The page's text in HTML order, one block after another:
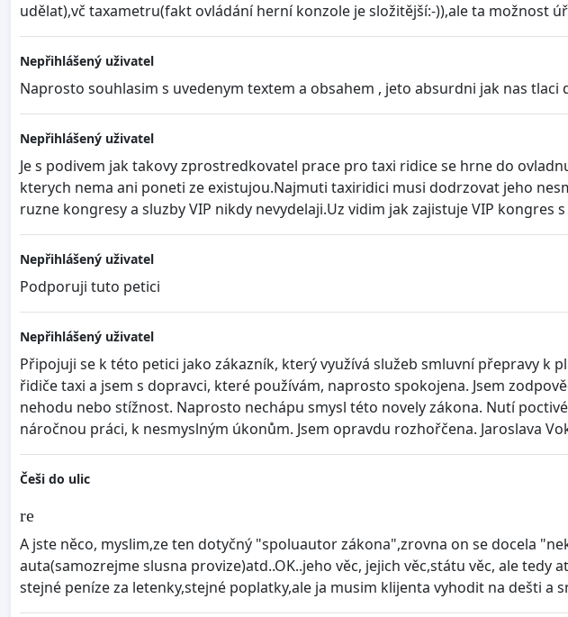
udělat),vč taxametru(fakt ovládání herní konzole je složitější:-)),ale ta možnost
Nepřihlášený uživatel
Naprosto souhlasim s uvedenym textem a obsahem , jeto absurdni jak nas
Nepřihlášený uživatel
Je s podivem jak takovy zprostredkovatel prace pro taxi ridice se hrne do
kterych nema ani poneti ze existujou.Najmuti taxiridici musi dodrzovat jeho
ruzne kongresy a sluzby VIP nikdy nevydelaji.Uz vidim jak zajistuje VIP
Nepřihlášený uživatel
Podporuji tuto petici
Nepřihlášený uživatel
Připojuji se k této petici jako zákazník, který využívá služeb smluvní přepravy k
řidiče taxi a jsem s dopravci, které používám, naprosto spokojena. Jsem
nehodu nebo stížnost. Naprosto nechápu smysl této novely zákona. Nutí
náročnou práci, k nesmyslným úkonům. Jsem opravdu rozhořčena. Jaroslava
Češi do ulic
re
A jste něco, myslim,ze ten dotyčný "spoluautor zákona",zrovna on se docela
auta(samozrejme slusna provize)atd..OK..jeho věc, jejich věc,státu věc, ale
stejné peníze za letenky,stejné poplatky,ale ja musim klijenta vyhodit na dešti